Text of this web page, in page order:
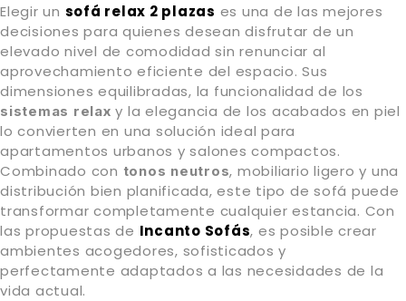
Elegir un sofá relax 2 plazas es una de las mejores
decisiones para quienes desean disfrutar de un
elevado nivel de comodidad sin renunciar al
aprovechamiento eficiente del espacio. Sus
dimensiones equilibradas, la funcionalidad de los
sistemas relax y la elegancia de los acabados en piel
lo convierten en una solución ideal para
apartamentos urbanos y salones compactos.
Combinado con tonos neutros, mobiliario ligero y una
distribución bien planificada, este tipo de sofá puede
transformar completamente cualquier estancia. Con
las propuestas de Incanto Sofás, es posible crear
ambientes acogedores, sofisticados y
perfectamente adaptados a las necesidades de la
vida actual.